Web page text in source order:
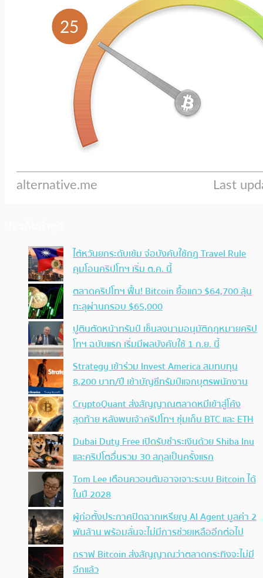
ไต้หวันยกระดับเข้ม จ่อบังคับใช้กฏ Travel Rule
คุมโอนคริปโทฯ เริ่ม ต.ค. นี้
ตลาดคริปโทฯ ฟื้น! Bitcoin ยื้อแถว $64,700 ลุ้น
ทะลุผ่านกรอบ $65,000
ปูตินตัดหน้าทรัมป์ เซ็นลงนามอนุมัติกฎหมายคริป
โทฯ ฉบับแรก เริ่มมีผลบังคับใช้ 1 ก.ย. นี้
Strategy เข้าร่วม Invest America สมทบทุน
8,200 บาท/ปี เข้าบัญชีทรัมป์แจกบุตรพนักงาน
CryptoQuant ส่งสัญญาณตลาดหมีเข้าสู่โค้ง
สุดท้าย หลังพบเจ้าคริปโทฯ ซุ่มเก็บ BTC และ ETH
Dubai Duty Free เปิดรับชำระเงินด้วย Shiba Inu
และคริปโตอื่นรวม 30 สกุลเป็นครั้งแรก
Tom Lee เตือนควอนตัมอาจเจาะระบบ Bitcoin ได้
ในปี 2028
ผู้ก่อตั้งประกาศปิดฉากเหรียญ AI Agent มูลค่า 2
พันล้าน พร้อมลั่นจะไม่มีการช่วยเหลืออีกต่อไป
กราฟ Bitcoin ส่งสัญญาณว่าตลาดกระทิงจะไม่มี
อีกแล้ว